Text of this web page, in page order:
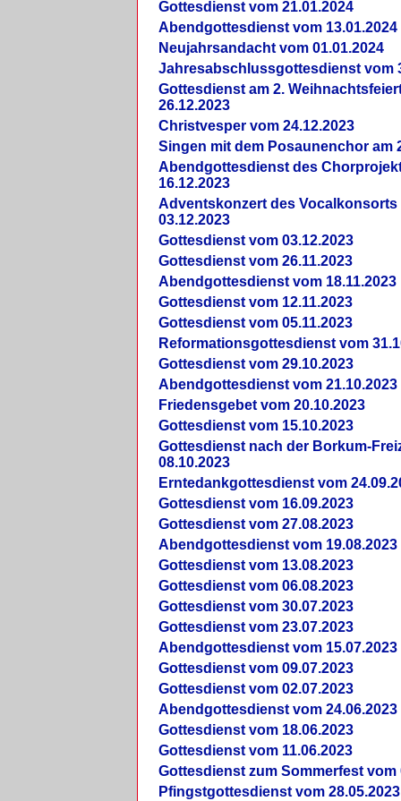
Gottesdienst vom 21.01.2024
Abendgottesdienst vom 13.01.2024
Neujahrsandacht vom 01.01.2024
Jahresabschlussgottesdienst vom
Gottesdienst am 2.
26.12.2023
Christvesper vom 24.12.2023
Singen mit dem Posaunenchor am
Abendgottesdienst des
16.12.2023
Adventskonzert des Vocalkonsorts
03.12.2023
Gottesdienst vom 03.12.2023
Gottesdienst vom 26.11.2023
Abendgottesdienst vom 18.11.2023
Gottesdienst vom 12.11.2023
Gottesdienst vom 05.11.2023
Reformationsgottesdienst vom
Gottesdienst vom 29.10.2023
Abendgottesdienst vom 21.10.2023
Friedensgebet vom 20.10.2023
Gottesdienst vom 15.10.2023
Gottesdienst nach der Borkum-
08.10.2023
Erntedankgottesdienst vom
Gottesdienst vom 16.09.2023
Gottesdienst vom 27.08.2023
Abendgottesdienst vom 19.08.2023
Gottesdienst vom 13.08.2023
Gottesdienst vom 06.08.2023
Gottesdienst vom 30.07.2023
Gottesdienst vom 23.07.2023
Abendgottesdienst vom 15.07.2023
Gottesdienst vom 09.07.2023
Gottesdienst vom 02.07.2023
Abendgottesdienst vom 24.06.2023
Gottesdienst vom 18.06.2023
Gottesdienst vom 11.06.2023
Gottesdienst zum Sommerfest vom
Pfingstgottesdienst vom 28.05.2023